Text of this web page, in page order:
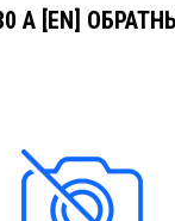
А [EN]